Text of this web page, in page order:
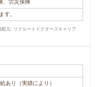
、労災保険
す。
載元: リクルートドクターズキャリア
あり（実績により）